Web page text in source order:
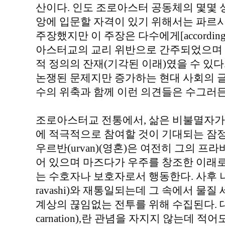
산이다. 인도 조로아스터 공동체의 몇몇
앙에 입문할 자격이 있기 위해서는 파르
주장했지만 이 주장은 다수에게
아스터교의 교리 위반으로 간주되었으
적 정의의 잔재(기각된 이래)였을 수 있
논쟁된 문제지만 증가하는 현대 사회의
수의 위축과 함께 이런 의견들은 수그러
조로아스터교 전통에서, 삶은 비불멸자
에 적극적으로 참여할 것이 기대되는 잠
우르반(urvan)(영혼)은 여전히 그의 프라
어 있으며 마즈다가 우주를 창조한 이래
는 수호자나 보호자로서 행동한다. 사후
ravashi)와 재통일되는데 그 속에서 물질
계상의 끊임없는 전투를 위해 수집된다.
carnation),란 관념을 자지지 않는데 적어